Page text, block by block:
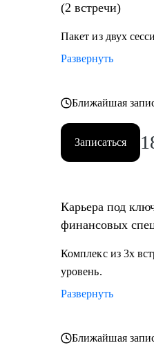
(2 встречи)
Пакет из двух
Развернуть
Ближайшая
Записаться
Карьера под
финансовых
Комплекс из 3х
уровень.
Развернуть
Ближайшая